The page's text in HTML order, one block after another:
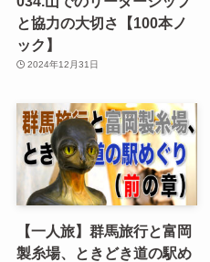
と協力の大切さ【100本ノ
ック】
2024年12月31日
【一人旅】群馬旅行と富岡
製糸場、ときどき道の駅め